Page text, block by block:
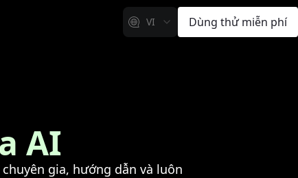
VI Dùng thử miễn phí
AI
gia, hướng dẫn và luôn